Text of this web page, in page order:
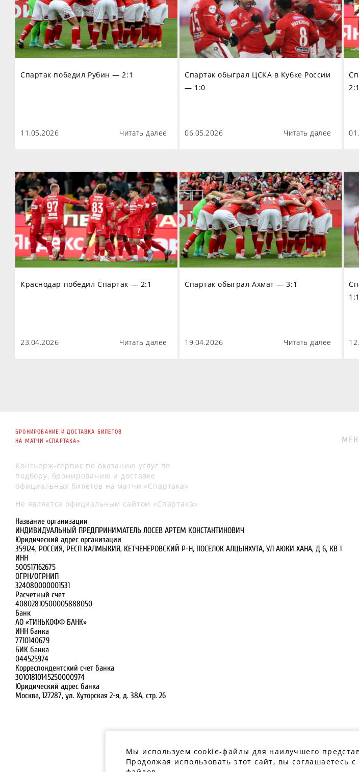
Мы используем cookie-файлы для наилучшего
Продолжая использовать этот сайт, вы соглашаетесь
Спартак победил Рубин — 2:1
11.05.2026 Читать далее
Спартак обыграл ЦСКА в Кубке России
— 1:0
06.05.2026 Читать далее
2:1
Краснодар победил Спартак — 2:1
23.04.2026 Читать далее
Спартак обыграл Ахмат — 3:1
19.04.2026 Читать далее
1:1
БРОНИРОВАНИЕ И ДОСТАВКА БИЛЕТОВ
НА МАТЧИ «СПАРТАКА»
Консьерж-сервис по оказанию услуг по
подбору, бронированию и доставке
официальных билетов на матчи «Спартака»
Не является официальным сайтом «Спартака»
Название организации
ИНДИВИДУАЛЬНЫЙ ПРЕДПРИНИМАТЕЛЬ ЛОСЕВ АРТЕМ КОНСТАНТИНОВИЧ
Юридический адрес организации
359124, РОССИЯ, РЕСП КАЛМЫКИЯ, КЕТЧЕНЕРОВСКИЙ Р-Н, ПОСЕЛОК АЛЦЫНХУТА, УЛ АЮКИ ХАНА, Д 6, КВ 1
ИНН
500517162675
ОГРН/ОГРНИП
324080000001531
Расчетный счет
40802810500005888050
Банк
АО «ТИНЬКОФФ БАНК»
ИНН банка
7710140679
БИК банка
044525974
Корреспондентский счет банка
30101810145250000974
Юридический адрес банка
Москва, 127287, ул. Хуторская 2-я, д. 38А, стр. 26